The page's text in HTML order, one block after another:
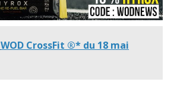
WOD CrossFit ®* du 18 mai